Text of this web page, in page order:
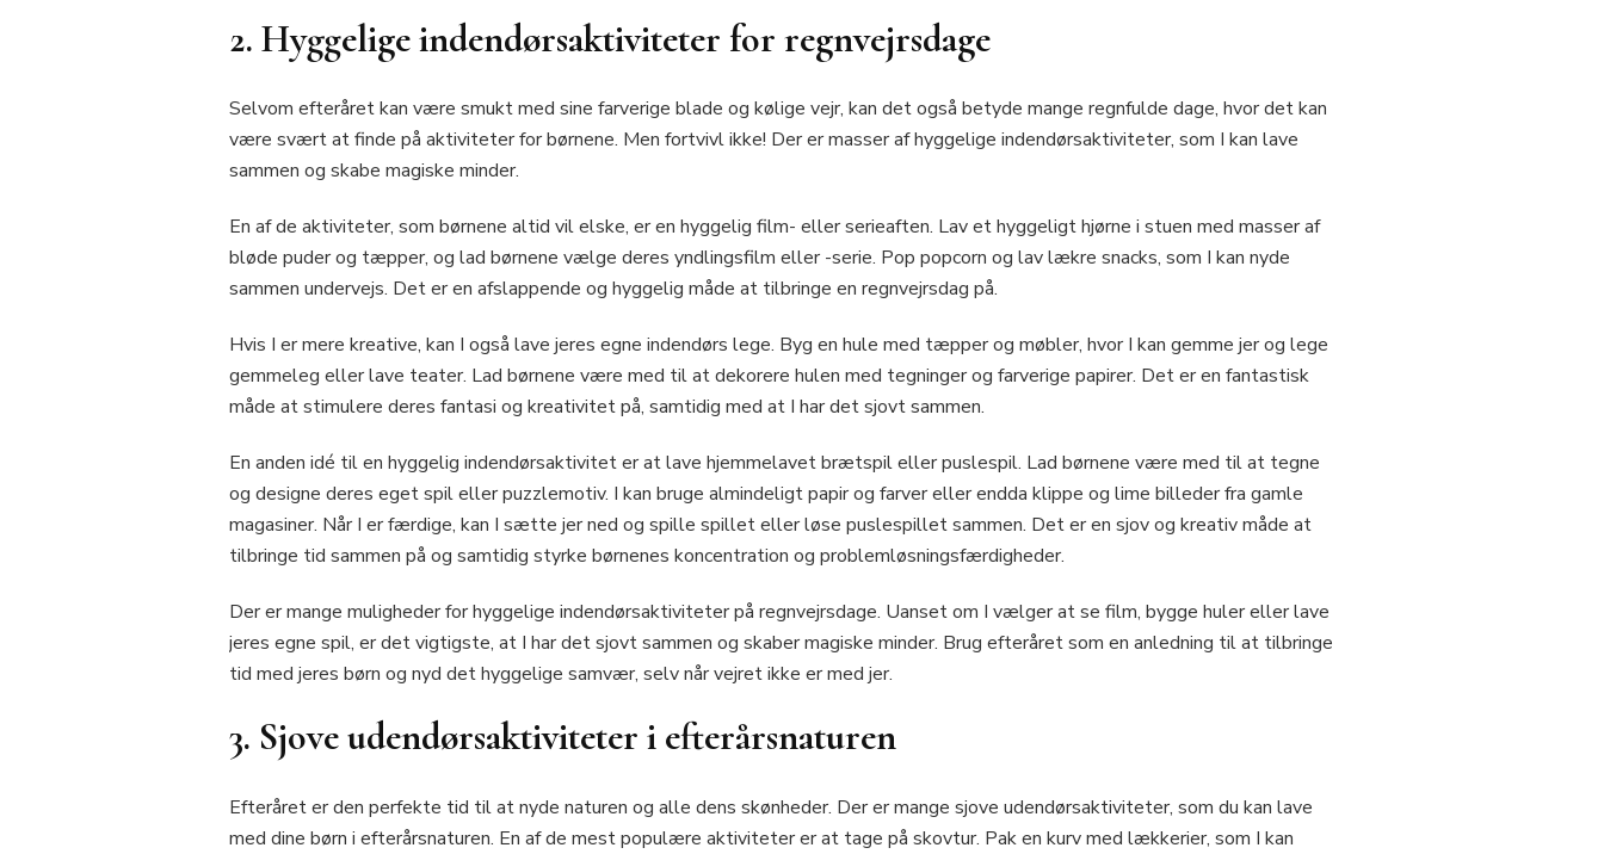
2. Hyggelige indendørsaktiviteter for regnvejrsdage
Selvom efteråret kan være smukt med sine farverige blade og kølige vejr, kan det også betyde mange regnfulde dage, hvor det kan
være svært at finde på aktiviteter for børnene. Men fortvivl ikke! Der er masser af hyggelige indendørsaktiviteter, som I kan lave
sammen og skabe magiske minder.
En af de aktiviteter, som børnene altid vil elske, er en hyggelig film- eller serieaften. Lav et hyggeligt hjørne i stuen med masser af
bløde puder og tæpper, og lad børnene vælge deres yndlingsfilm eller -serie. Pop popcorn og lav lækre snacks, som I kan nyde
sammen undervejs. Det er en afslappende og hyggelig måde at tilbringe en regnvejrsdag på.
Hvis I er mere kreative, kan I også lave jeres egne indendørs lege. Byg en hule med tæpper og møbler, hvor I kan gemme jer og lege
gemmeleg eller lave teater. Lad børnene være med til at dekorere hulen med tegninger og farverige papirer. Det er en fantastisk
måde at stimulere deres fantasi og kreativitet på, samtidig med at I har det sjovt sammen.
En anden idé til en hyggelig indendørsaktivitet er at lave hjemmelavet brætspil eller puslespil. Lad børnene være med til at tegne
og designe deres eget spil eller puzzlemotiv. I kan bruge almindeligt papir og farver eller endda klippe og lime billeder fra gamle
magasiner. Når I er færdige, kan I sætte jer ned og spille spillet eller løse puslespillet sammen. Det er en sjov og kreativ måde at
tilbringe tid sammen på og samtidig styrke børnenes koncentration og problemløsningsfærdigheder.
Der er mange muligheder for hyggelige indendørsaktiviteter på regnvejrsdage. Uanset om I vælger at se film, bygge huler eller lave
jeres egne spil, er det vigtigste, at I har det sjovt sammen og skaber magiske minder. Brug efteråret som en anledning til at tilbringe
tid med jeres børn og nyd det hyggelige samvær, selv når vejret ikke er med jer.
3. Sjove udendørsaktiviteter i efterårsnaturen
Efteråret er den perfekte tid til at nyde naturen og alle dens skønheder. Der er mange sjove udendørsaktiviteter, som du kan lave
med dine børn i efterårsnaturen. En af de mest populære aktiviteter er at tage på skovtur. Pak en kurv med lækkerier, som I kan